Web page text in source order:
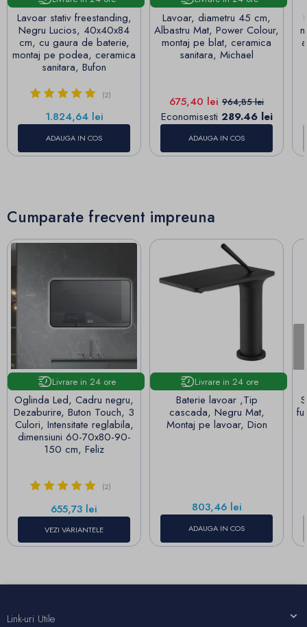
Lavoar stativ freestanding,
Negru Lucios, 40x40x84
cm, cu gaura de baterie,
montaj pe podea, ceramica
sanitara, Bufon
(2)
Pret
1.824,64 lei
ADAUGA IN COS
Lavoar, diametru 45 cm,
Albastru Mat, Power Colour,
montaj pe blat, ceramica
sanitara, Michael
Pret
675,40 lei Pret de baza
964,85 lei
Economisesti 289.46 lei
ADAUGA IN COS
Cumparate frecvent impreuna
Livrare in 24 ore
Oglinda Led, Cadru negru,
Dezaburire, Buton Touch, 3
Culori, Intensitate reglabila,
dimensiuni 60-70x80-90-
150 cm, Feliz
(2)
Pret
655,73 lei
VEZI VARIANTELE
Livrare in 24 ore
Baterie lavoar ,Tip
cascada, Negru Mat,
Montaj pe lavoar, Dion
Pret
803,46 lei
ADAUGA IN COS
Link-uri Utile